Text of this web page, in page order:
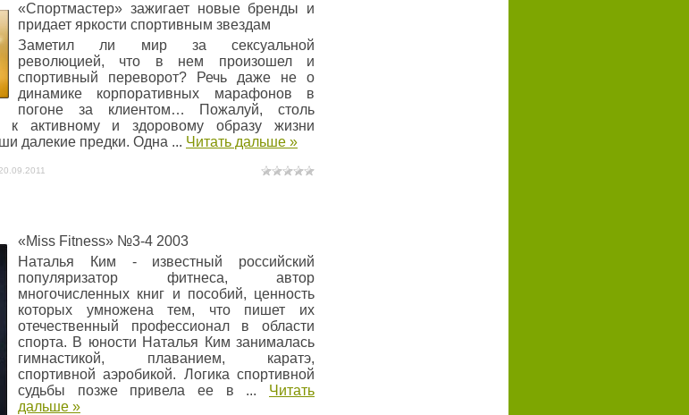
«Спортмастер» зажигает новые бренды и
придает яркости спортивным звездам
Заметил ли мир за сексуальной
революцией, что в нем произошел и
спортивный переворот? Речь даже не о
динамике корпоративных марафонов в
погоне за клиентом… Пожалуй, столь
к активному и здоровому образу жизни
далекие предки. Одна ... Читать дальше »
20.09.2011
«Miss Fitness» №3-4 2003
Наталья Ким - известный российский
популяризатор фитнеса, автор
многочисленных книг и пособий, ценность
которых умножена тем, что пишет их
отечественный профессионал в области
спорта. В юности Наталья Ким занималась
гимнастикой, плаванием, каратэ,
спортивной аэробикой. Логика спортивной
судьбы позже привела ее в ... Читать
дальше »